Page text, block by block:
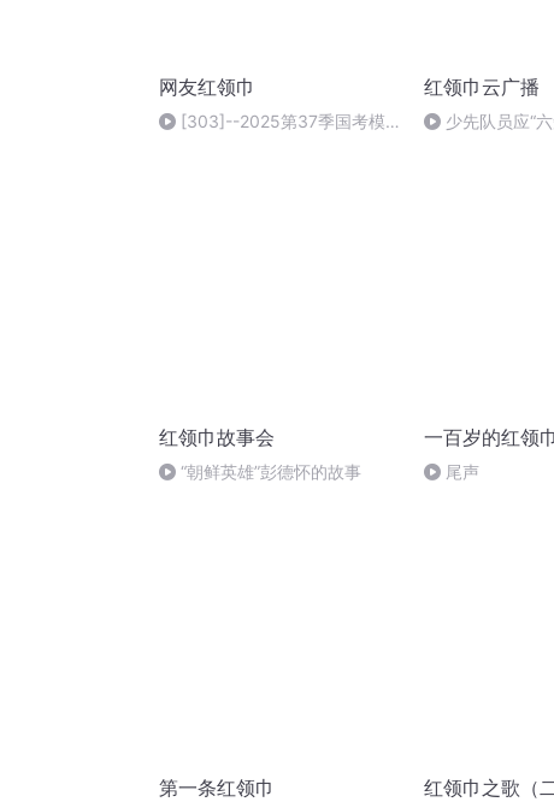
网友红领巾
[303]--2025第37季国考模
红领巾云广播
少先队员应“
红领巾故事会
“朝鲜英雄”彭德怀的故事
一百岁的红领巾
尾声
第一条红领巾 红领巾之歌（二